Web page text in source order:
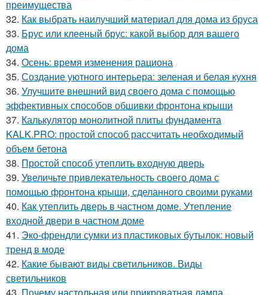
преимущества
32. Как выбрать наилучший материал для дома из бруса
33. Брус или клееный брус: какой выбор для вашего
дома
34. Осень: время изменения рациона
35. Создание уютного интерьера: зеленая и белая кухня
36. Улучшите внешний вид своего дома с помощью
эффективных способов обшивки фронтона крыши
37. Калькулятор монолитной плиты фундамента
KALK.PRO: простой способ рассчитать необходимый
объем бетона
38. Простой способ утеплить входную дверь
39. Увеличьте привлекательность своего дома с
помощью фронтона крыши, сделанного своими руками
40. Как утеплить дверь в частном доме. Утепление
входной двери в частном доме
41. Эко-френдли сумки из пластиковых бутылок: новый
тренд в моде
42. Какие бывают виды светильников. Виды
светильников